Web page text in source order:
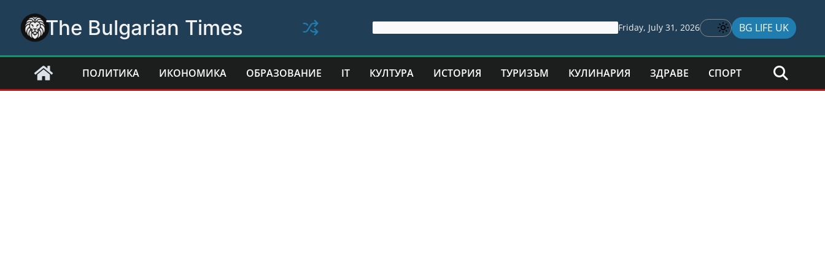
content
The Bulgarian Times Friday, July 31, 2026 BG LIFE UK
ПОЛИТИКА ИКОНОМИКА ОБРАЗОВАНИЕ IT КУЛТУРА ИСТОРИЯ ТУРИЗЪМ КУЛИНАРИЯ ЗДРАВЕ СПОРТ